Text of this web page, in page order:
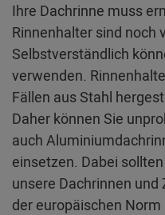
Ihre Dachrinne muss
Rinnenhalter sind noch
Selbstverständlich
verwenden.
Fällen aus Stahl
Daher können Sie
auch
einsetzen. Dabei
unsere Dachrinnen
der europäischen Norm